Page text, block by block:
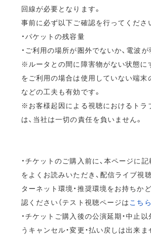
回線が必要となります。
事前に必ず以下ご確認を行ってくださ
・パケットの残容量
・ご利用の場所が圏外でないか、電波
※ルータとの間に障害物がない状態に
をご利用の場合は使用していない端末
などの工夫も有効です。
※お客様起因による視聴におけるトラ
は、当社は一切の責任を負いません。
・チケットのご購入前に、本ページに
をよくお読みいただき、配信ライブ視
ターネット環境・推奨環境をお持ちか
認ください（テスト視聴ページは こちら
・チケットご購入後の公演延期・中止
うキャンセル・変更・払い戻しは出来ま